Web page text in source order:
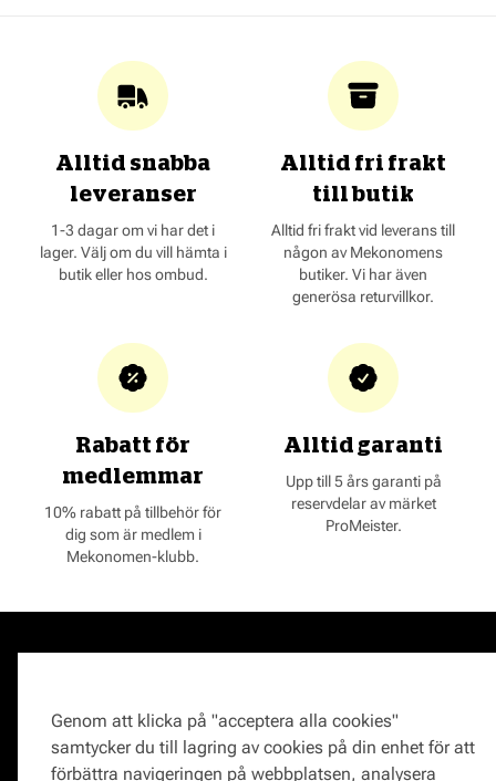
Alltid snabba
leveranser
1-3 dagar om vi har det i
lager. Välj om du vill hämta i
butik eller hos ombud.
Alltid fri frakt
till butik
Alltid fri frakt vid leverans till
någon av Mekonomens
butiker. Vi har även
generösa returvillkor.
Rabatt för
medlemmar
10% rabatt på tillbehör för
dig som är medlem i
Mekonomen-klubb.
Alltid garanti
Upp till 5 års garanti på
reservdelar av märket
ProMeister.
Om Mekonomen
Jobba på Mekonomen
Press
Proffskatalog
Webbshop
Bilverkstad
Genom att klicka på "acceptera alla cookies"
samtycker du till lagring av cookies på din enhet för att
förbättra navigeringen på webbplatsen, analysera